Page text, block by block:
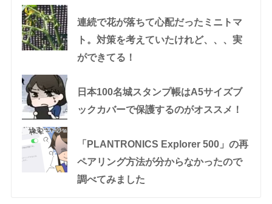
連続で花が落ちて心配だったミニトマ
ト。対策を考えていたけれど、、、実
ができてる！
日本100名城スタンプ帳はA5サイズブ
ックカバーで保護するのがオススメ！
「PLANTRONICS Explorer 500」の再
ペアリング方法が分からなかったので
調べてみました